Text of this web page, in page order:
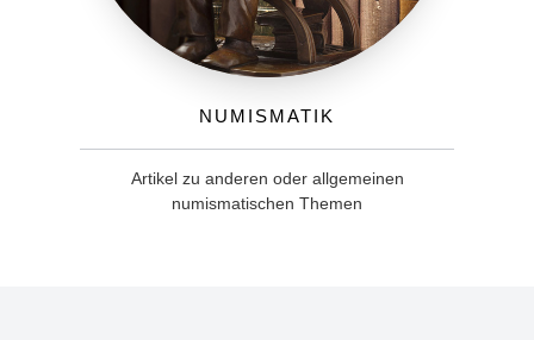
Numismatik
Artikel zu anderen oder allgemeinen
numismatischen Themen